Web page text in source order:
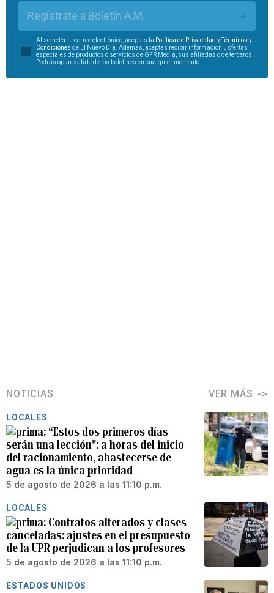
Regístrate a Boletín A.M.
Al someter tu correo electrónico, aceptas la Política de Privacidad y
Términos y
Condiciones de El Nuevo Día. Además, aceptas recibir información u ofertas
especiales de productos o servicios de GFR Media, sus afiliadas o de terceros.
Podrás optar salirte de los boletines en cualquier momento.
NOTICIAS VER MÁS
LOCALES
“Estos dos primeros días
serán una lección”: a horas del inicio
del racionamiento, abastecerse de
agua es la única prioridad
5 de agosto de 2026 a las 11:10 p.m.
LOCALES
Contratos alterados y clases
canceladas: ajustes en el presupuesto
de la UPR perjudican a los profesores
5 de agosto de 2026 a las 11:10 p.m.
ESTADOS UNIDOS